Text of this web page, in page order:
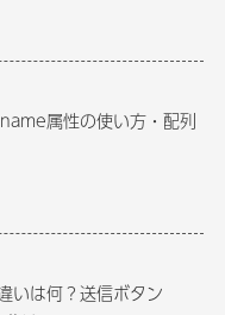
属性の使い方・配列
は何？送信ボタン